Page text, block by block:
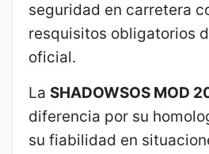
seguridad en carretera
resquisitos obligatorios
oficial.
La SHADOWSOS MOD
diferencia por su
su fiabilidad en